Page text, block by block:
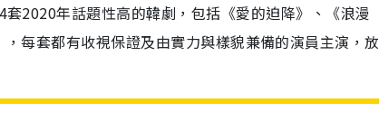
2020年話題性高的韓劇，包括《愛的迫降》、《浪漫
每套都有收視保證及由實力與樣貌兼備的演員主演，放